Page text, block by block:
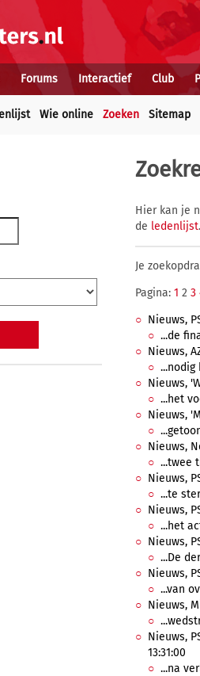
Forums Interactief Club
Wie online Zoeken Sitemap
Hier kan je
de ledenlijst.
Je
Pagina: 1 2 3
Nieuws,
...de
Nieuws,
Nieuws,
...het
Nieuws,
Nieuws,
...twee
Nieuws,
...te
Nieuws,
...het
Nieuws,
...De
Nieuws,
...van
Nieuws,
Nieuws,
13:31:00
...na